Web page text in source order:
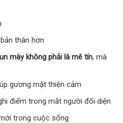
thân hơn
mày không phải là mê tín, mà
gương mặt thiện cảm
điểm trong mắt người đối diện
trong cuộc sống